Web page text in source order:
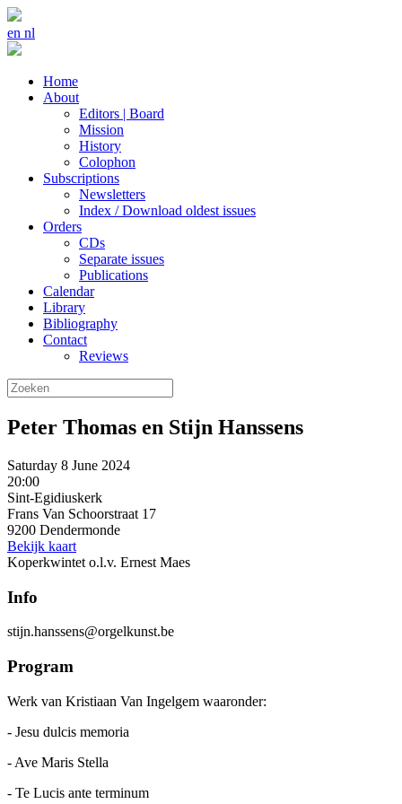
en nl
Home
About
Editors | Board
Mission
History
Colophon
Subscriptions
Newsletters
Index / Download oldest issues
Orders
CDs
Separate issues
Publications
Calendar
Library
Bibliography
Contact
Reviews
Peter Thomas en Stijn Hanssens
Saturday 8 June 2024
20:00
Sint-Egidiuskerk
Frans Van Schoorstraat 17
9200 Dendermonde
Bekijk kaart
Koperkwintet o.l.v. Ernest Maes
Info
stijn.hanssens@orgelkunst.be
Program
Werk van Kristiaan Van Ingelgem waaronder:
- Jesu dulcis memoria
- Ave Maris Stella
- Te Lucis ante terminum